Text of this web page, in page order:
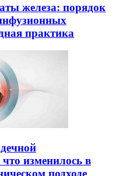
железа: порядок
практика
что изменилось в
подходе